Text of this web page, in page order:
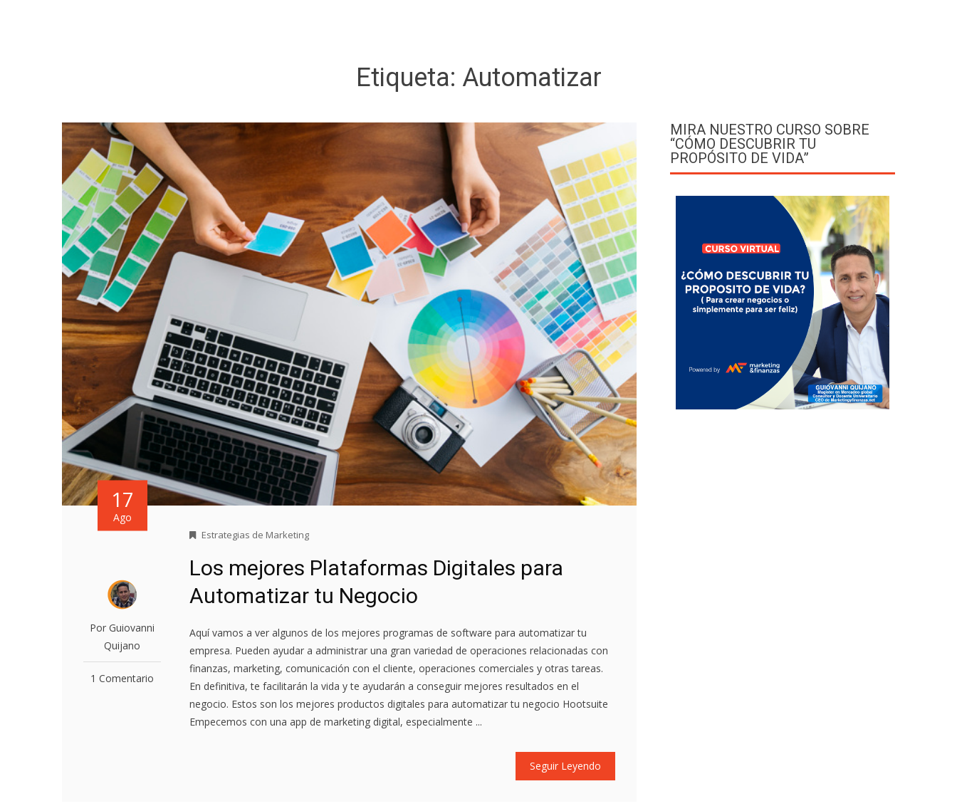
Etiqueta: Automatizar
17
Ago
Por Guiovanni
Quijano
1 Comentario
Estrategias de Marketing
Los mejores Plataformas Digitales para
Automatizar tu Negocio
Aquí vamos a ver algunos de los mejores programas de software para automatizar tu
empresa. Pueden ayudar a administrar una gran variedad de operaciones relacionadas con
finanzas, marketing, comunicación con el cliente, operaciones comerciales y otras tareas.
En definitiva, te facilitarán la vida y te ayudarán a conseguir mejores resultados en el
negocio. Estos son los mejores productos digitales para automatizar tu negocio Hootsuite
Empecemos con una app de marketing digital, especialmente ...
Seguir Leyendo
MIRA NUESTRO CURSO SOBRE
“CÓMO DESCUBRIR TU
PROPÓSITO DE VIDA”